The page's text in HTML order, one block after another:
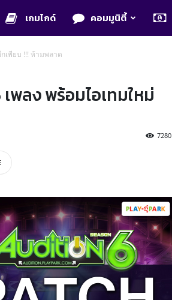
เกมไกด์ คอมมูนิตี้
เพียบ !!! ห้ามพลาด
พลง พร้อมไอเทมใหม่
7280